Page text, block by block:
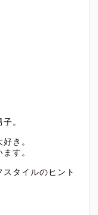
。
き。
す。
タイルのヒント